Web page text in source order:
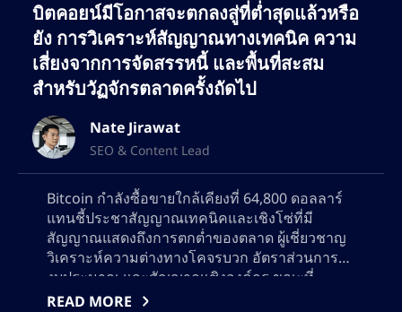
บิตคอยน์มีโอกาสจะตกลงสู่ที่ต่ำสุดแล้วหรือ
ยัง การวิเคราะห์สัญญาณทางเทคนิค ความ
เสี่ยงจากการจัดสรรหนี้ และพื้นที่สะสม
สำหรับวัฏจักรตลาดครั้งถัดไป
Nate Jirawat
SEO & Content Lead
Bitcoin กำลังซื้อขายใกล้เคียงที่ 64,800 ดอลลาร์
แทนชี้ประชาสัญญาณเทคนิคและเชิงโซ่ที่มี
สัญญาณแสดงถึงการตกต่ำของตลาด ผู้เชี่ยวชาญ
วิเคราะห์ความต่างทางโคจรบวก อัตราส่วนการใช้
งบประมาณ และสัญญาณเชิงองค์กร ขณะที่
พิจารณาว่าการเคลื่อนไหวถัดไปของ Bitcoin จะ
READ MORE